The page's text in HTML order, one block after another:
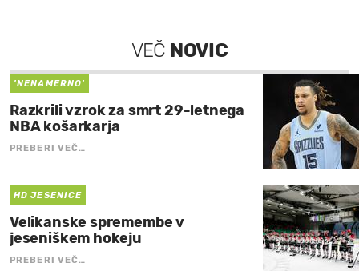
VEČ NOVIC
'NENAMERNO'
Razkrili vzrok za smrt 29-letnega
NBA košarkarja
PREBERI VEČ…
HD JESENICE
Velikanske spremembe v
jeseniškem hokeju
PREBERI VEČ…